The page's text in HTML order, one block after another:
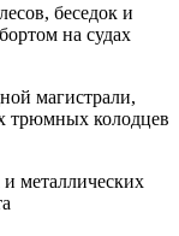
беседок и
на судах
магистрали,
трюмных колодцев
металлических